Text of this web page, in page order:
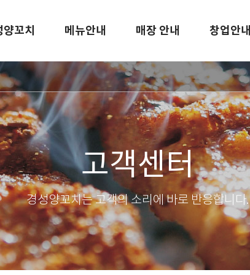
꼬치 메뉴안내 매장 안내 창업안내
고객센터
경성양꼬치는 고객의 소리에 바로 반응합니다.